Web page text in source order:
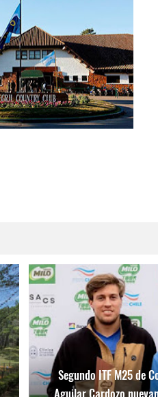
Segundo ITF M25 de
Aguilar Cardozo